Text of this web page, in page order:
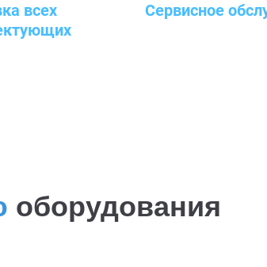
всех
Сервисное
оборудования